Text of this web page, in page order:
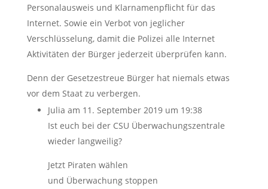
Personalausweis und Klarnamenpflicht für das
Internet. Sowie ein Verbot von jeglicher
Verschlüsselung, damit die Polizei alle Internet
Aktivitäten der Bürger jederzeit überprüfen kann.
Denn der Gesetzestreue Bürger hat niemals etwas
vor dem Staat zu verbergen.
Julia am 11. September 2019 um 19:38
Ist euch bei der CSU Überwachungszentrale
wieder langweilig?
Jetzt Piraten wählen
und Überwachung stoppen